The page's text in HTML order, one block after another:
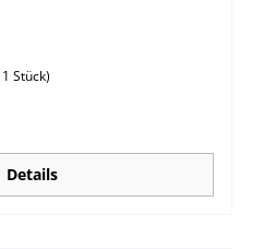
Stück)
Details